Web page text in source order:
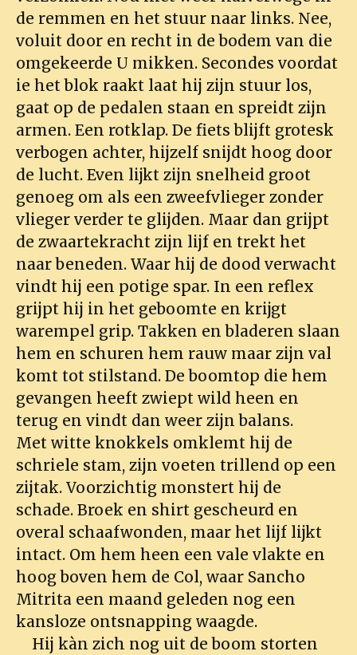
de remmen en het stuur naar links. Nee,
voluit door en recht in de bodem van die
omgekeerde U mikken. Secondes voordat
ie het blok raakt laat hij zijn stuur los,
gaat op de pedalen staan en spreidt zijn
armen. Een rotklap. De fiets blijft grotesk
verbogen achter, hijzelf snijdt hoog door
de lucht. Even lijkt zijn snelheid groot
genoeg om als een zweefvlieger zonder
vlieger verder te glijden. Maar dan grijpt
de zwaartekracht zijn lijf en trekt het
naar beneden. Waar hij de dood verwacht
vindt hij een potige spar. In een reflex
grijpt hij in het geboomte en krijgt
warempel grip. Takken en bladeren slaan
hem en schuren hem rauw maar zijn val
komt tot stilstand. De boomtop die hem
gevangen heeft zwiept wild heen en
terug en vindt dan weer zijn balans.
Met witte knokkels omklemt hij de
schriele stam, zijn voeten trillend op een
zijtak. Voorzichtig monstert hij de
schade. Broek en shirt gescheurd en
overal schaafwonden, maar het lijf lijkt
intact. Om hem heen een vale vlakte en
hoog boven hem de Col, waar Sancho
Mitrita een maand geleden nog een
kansloze ontsnapping waagde.
Hij kàn zich nog uit de boom storten